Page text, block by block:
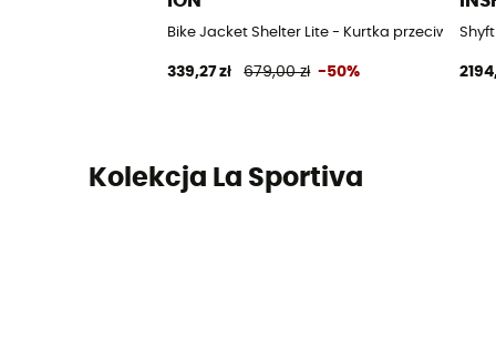
Bike Jacket Shelter Lite - Kurtka
339,27 zł 679,00 zł -50%
Kolekcja La Sportiva